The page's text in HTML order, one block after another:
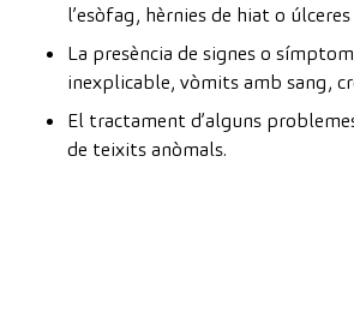
l’esòfag, hèrnies de hiat o
La presència de signes o
inexplicable, vòmits amb sang,
El tractament d’alguns
de teixits anòmals.